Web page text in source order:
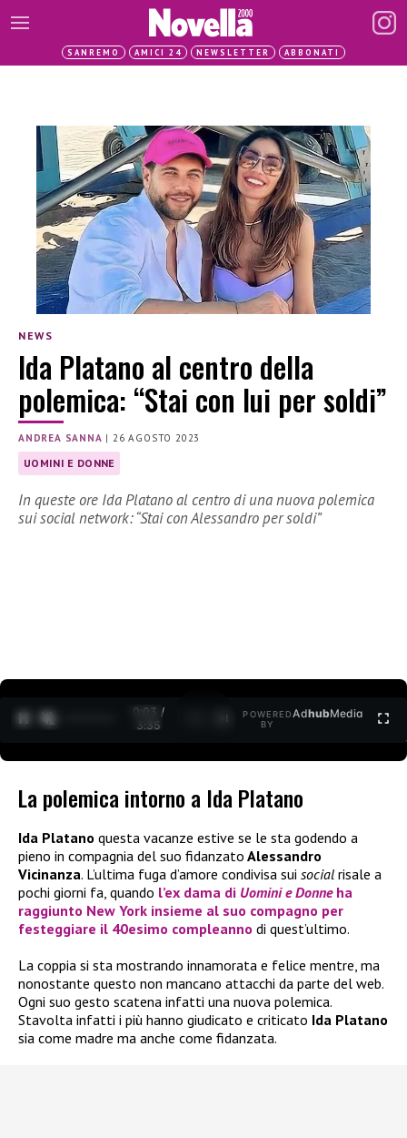
SANREMO AMICI 24 NEWSLETTER ABBONATI
NEWS
Ida Platano al centro della
polemica: “Stai con lui per soldi”
ANDREA SANNA |26 AGOSTO 2023
UOMINI E DONNE
In queste ore Ida Platano al centro di una nuova polemica
sui social network: “Stai con Alessandro per soldi”
0:05 /
3:35
POWERED
BY
AdhubMedia
La polemica intorno a Ida Platano
Ida Platano questa vacanze estive se le sta godendo a
pieno in compagnia del suo fidanzato Alessandro
Vicinanza. L’ultima fuga d’amore condivisa sui social risale a
pochi giorni fa, quando l’ex dama di Uomini e Donneha
raggiunto New York insieme al suo compagno per
festeggiare il 40esimo compleanno di quest’ultimo.
La coppia si sta mostrando innamorata e felice mentre, ma
nonostante questo non mancano attacchi da parte del web.
Ogni suo gesto scatena infatti una nuova polemica.
Stavolta infatti i più hanno giudicato e criticato Ida Platano
sia come madre ma anche come fidanzata.